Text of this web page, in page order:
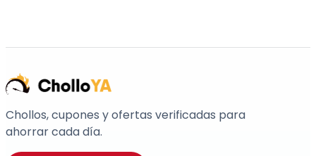
Chollos, cupones y ofertas verificadas para
ahorrar cada día.